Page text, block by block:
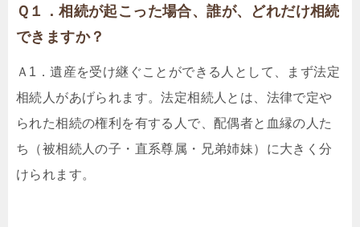
Ｑ１．相続が起こった場合、誰が、どれだけ相続
できますか？
Ａ1．遺産を受け継ぐことができる人として、まず法定
相続人があげられます。法定相続人とは、法律で定や
られた相続の権利を有する人で、配偶者と血縁の人た
ち（被相続人の子・直系尊属・兄弟姉妹）に大きく分
けられます。